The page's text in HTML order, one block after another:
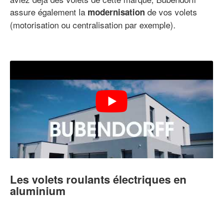
assure également la modernisation de vos volets
(motorisation ou centralisation par exemple).
Les volets roulants électriques en
aluminium